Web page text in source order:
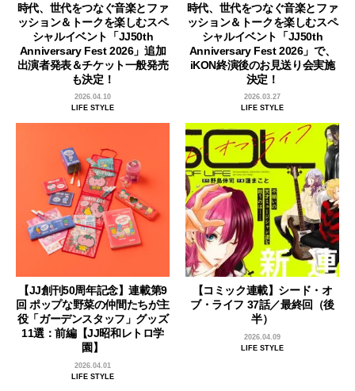
時代、世代をつなぐ音楽とファ
ッション＆トークを楽しむスペ
シャルイベント「JJ50th
Anniversary Fest 2026」追加
出演者発表＆チケット一般発売
も決定！
2026.04.10
LIFE STYLE
時代、世代をつなぐ音楽とファ
ッション＆トークを楽しむスペ
シャルイベント「JJ50th
Anniversary Fest 2026」で、
iKON終演後のお見送り会実施
決定！
2026.03.27
LIFE STYLE
【JJ創刊50周年記念】連載第9
回 ポップな野菜の仲間たちが主
役「ガーデンスタッフ」グッズ
11選：前編【JJ昭和レトロ学
園】
2026.04.01
LIFE STYLE
【コミック連載】シード・オ
ブ・ライフ 37話／最終回（後
半）
2026.04.09
LIFE STYLE